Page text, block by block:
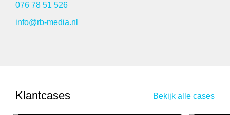
076 78 51 526
info@rb-media.nl
Klantcases Bekijk alle cases